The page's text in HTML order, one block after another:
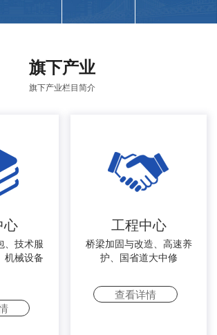
旗下产业
旗下产业栏目简介
心
、技术服
机械设备
工程中心
桥梁加固与改造、高速养
护、国省道大中修
查看详情